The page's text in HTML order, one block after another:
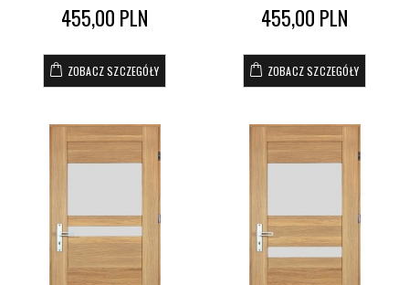
455,00 PLN
ZOBACZ SZCZEGÓŁY
455,00 PLN
ZOBACZ SZCZEGÓŁY